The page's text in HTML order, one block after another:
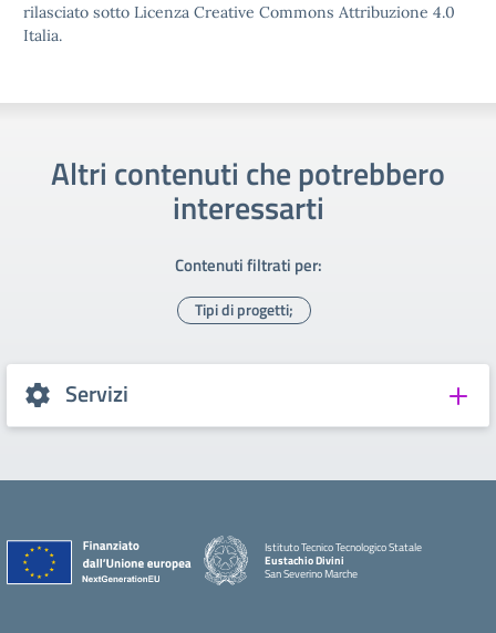
rilasciato sotto Licenza Creative Commons Attribuzione 4.0
Italia.
Altri contenuti che potrebbero
interessarti
Contenuti filtrati per:
Tipi di progetti;
Servizi
Istituto Tecnico Tecnologico Statale
Eustachio Divini
San Severino Marche